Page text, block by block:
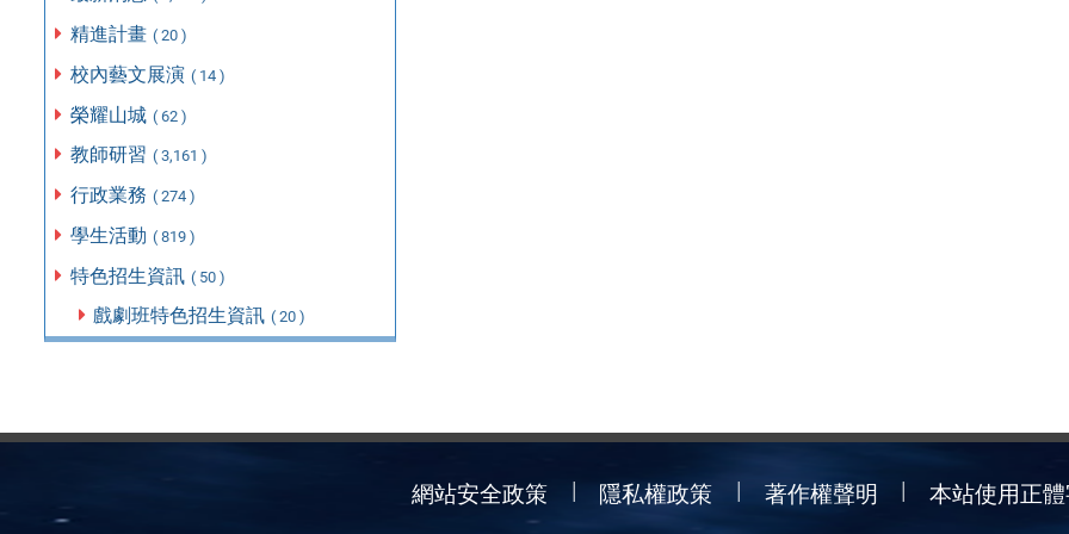
精進計畫 ( 20 )
校內藝文展演 ( 14 )
榮耀山城 ( 62 )
教師研習 ( 3,161 )
行政業務 ( 274 )
學生活動 ( 819 )
特色招生資訊 ( 50 )
戲劇班特色招生資訊 ( 20 )
網站安全政策 隱私權政策 著作權聲明 本站使用正